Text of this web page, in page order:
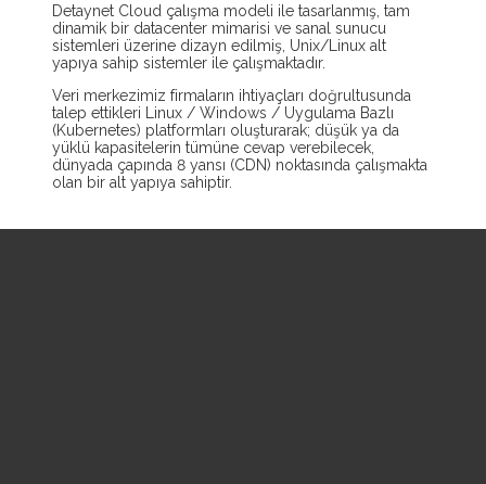
Detaynet Cloud çalışma modeli ile tasarlanmış, tam
dinamik bir datacenter mimarisi ve sanal sunucu
sistemleri üzerine dizayn edilmiş, Unix/Linux alt
yapıya sahip sistemler ile çalışmaktadır.
Veri merkezimiz firmaların ihtiyaçları doğrultusunda
talep ettikleri Linux / Windows / Uygulama Bazlı
(Kubernetes) platformları oluşturarak; düşük ya da
yüklü kapasitelerin tümüne cevap verebilecek,
dünyada çapında 8 yansı (CDN) noktasında çalışmakta
olan bir alt yapıya sahiptir.